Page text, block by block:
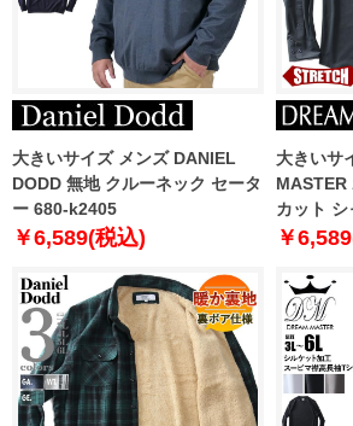
大きいサイズ メンズ DANIEL
DODD 無地 クルーネック セータ
ー 680-k2405
￥6,589(税込)
大きいサ
MASTER
カット
￥